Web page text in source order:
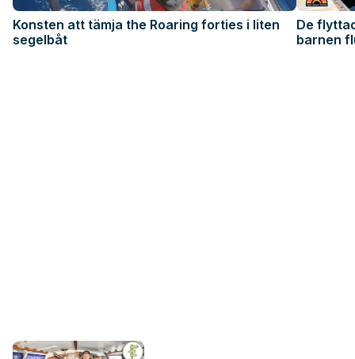
Konsten att tämja the Roaring forties i liten
segelbåt
De
barnen